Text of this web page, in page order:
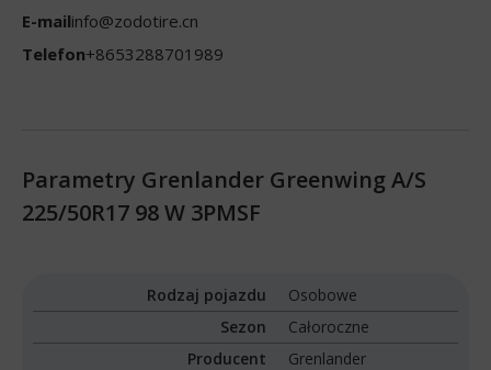
E-mailinfo@zodotire.cn
Telefon+8653288701989
Parametry Grenlander Greenwing A/S
225/50R17 98 W 3PMSF
Rodzaj pojazdu
Osobowe
Sezon
Całoroczne
Producent
Grenlander